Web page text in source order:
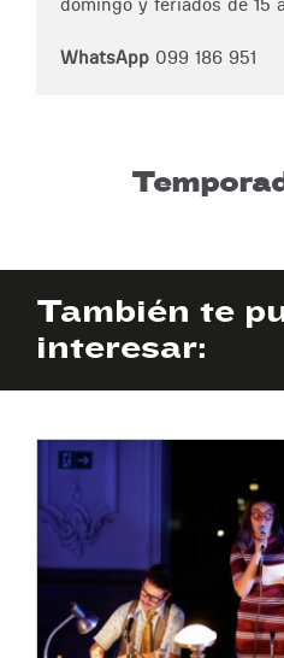
WhatsApp 099 186 951
También te
interesar: